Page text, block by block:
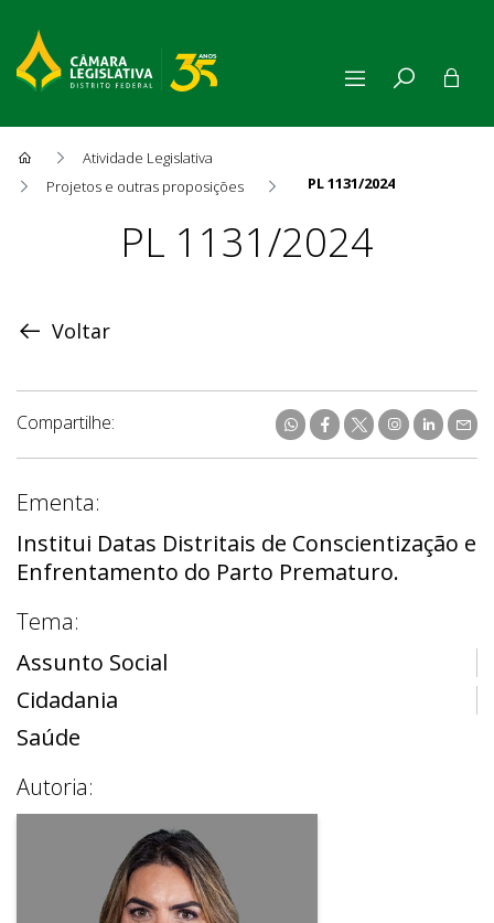
Atividade Legislativa
Projetos e outras proposições
PL 1131/2024
ProposiçãoPL 1131/2024
Voltar
Compartilhe:
Ementa:
Institui Datas Distritais de Conscientização e
Enfrentamento do Parto Prematuro.
Tema:
Assunto Social
Cidadania
Saúde
Autoria: